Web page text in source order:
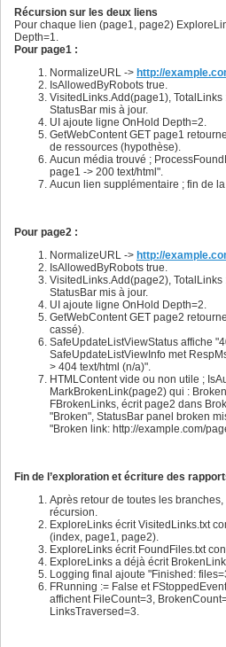
781
782
783
784
786
787
788
790
791
793
795
799
801
802
803
805
806
808
811
819
820
821
822
823
824
825
826
827
828
Récursion sur les deux liens
Pour chaque lien (page1, page2)
Depth=1.
Pour page1 :
NormalizeURL -> http://
IsAllowedByRobots true.
VisitedLinks.Add(page1), TotalLinks
StatusBar mis à jour.
UI ajoute ligne OnHold Depth=2.
GetWebContent GET page1
de ressources (hypothèse).
Aucun média trouvé ;
page1 -> 200 text/html".
Aucun lien supplémentaire ; fin de
Pour page2 :
NormalizeURL -> http://
IsAllowedByRobots true.
VisitedLinks.Add(page2), TotalLinks
StatusBar mis à jour.
UI ajoute ligne OnHold Depth=2.
GetWebContent GET page2
cassé).
SafeUpdateListViewStatus affiche
SafeUpdateListViewInfo met
> 404 text/html (n/a)".
HTMLContent vide ou non utile ;
MarkBrokenLink(page2) qui :
FBrokenLinks, écrit page2 dans
"Broken", StatusBar panel broken
"Broken link: http://example.com/
Fin de l’exploration et écriture des
Après retour de toutes les
récursion.
ExploreLinks écrit VisitedLinks.txt
(index, page1, page2).
ExploreLinks écrit FoundFiles.txt
ExploreLinks a déjà écrit
Logging final ajoute "Finished:
FRunning := False et
affichent FileCount=3,
LinksTraversed=3.